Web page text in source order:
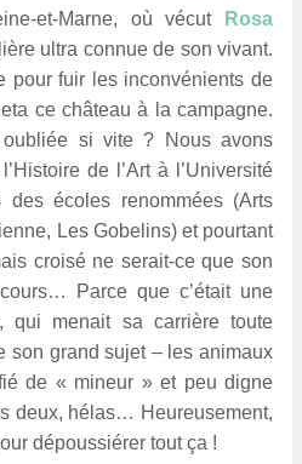
et-Marne, où vécut
Rosa
ultra connue de son vivant.
pour fuir les inconvénients de
ce château à la campagne.
oubliée si vite ? Nous avons
de l’Art à l’Université
écoles renommées (Arts
Les Gobelins) et pourtant
croisé ne serait-ce que son
Parce que c’était une
qui menait sa carrière toute
son grand sujet – les animaux
de « mineur » et peu digne
deux, hélas… Heureusement,
dépoussiérer tout ça !